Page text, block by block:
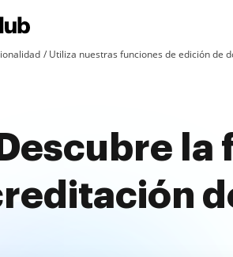
Utiliza nuestras funciones de edición de
Descubre la